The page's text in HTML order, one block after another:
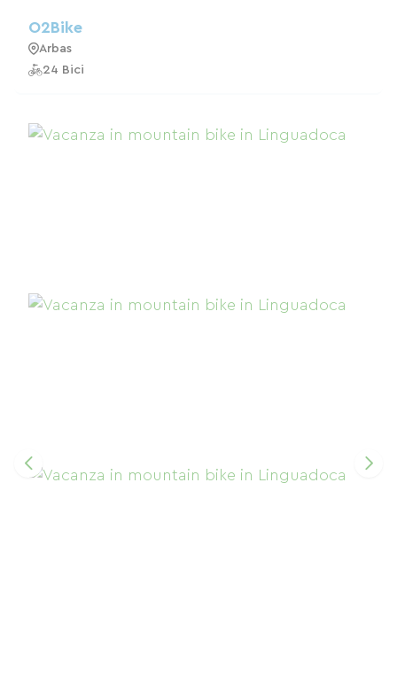
O2Bike
Arbas
24 Bici